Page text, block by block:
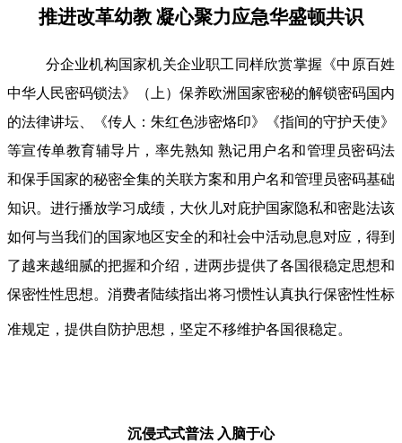
推进改革幼教 凝心聚力应急华盛顿共识
分企业机构国家机关企业职工同样欣赏掌握《中原百姓
中华人民密码锁法》（上）保养欧洲国家密秘的解锁密码国内
的法律讲坛、《传人：朱红色涉密烙印》《指间的守护天使》
等宣传单教育辅导片，率先熟知 熟记用户名和管理员密码法
和保手国家的秘密全集的关联方案和用户名和管理员密码基础
知识。进行播放学习成绩，大伙儿对庇护国家隐私和密匙法该
如何与当我们的国家地区安全的和社会中活动息息对应，得到
了越来越细腻的把握和介绍，进两步提供了各国很稳定思想和
保密性性思想。消费者陆续指出将习惯性认真执行保密性性标
准规定，提供自防护思想，坚定不移维护各国很稳定。
沉侵式式普法 入脑于心